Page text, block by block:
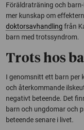
Föräldraträning och
mer kunskap om
doktorsavhandling från
barn med trotssyndrom.
Trots hos
I genomsnitt ett barn per
och återkommande
negativt beteende. Det
barn och ungdomar och
beteende senare i livet.